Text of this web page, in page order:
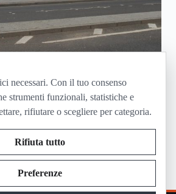
si vede in Italia su
su RaiPlay per la copertura
partite possono essere
dove la UEFA
in alcuni territori e
necessari. Con il tuo consenso
strumenti funzionali, statistiche e
rifiutare o scegliere per categoria.
Rifiuta tutto
Preferenze